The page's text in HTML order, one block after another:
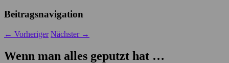
Beitragsnavigation
← Vorheriger Nächster →
Wenn man alles geputzt hat …